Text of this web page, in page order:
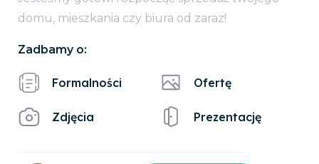
domu, mieszkania czy biura od zaraz!
Zadbamy o:
Formalności
Zdjęcia
Ofertę
Prezentację